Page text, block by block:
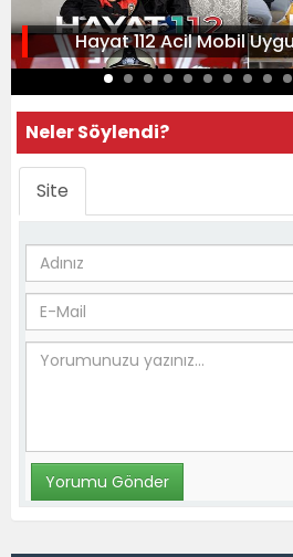
Hayat 112 Acil Mobil
Neler Söylendi?
Site